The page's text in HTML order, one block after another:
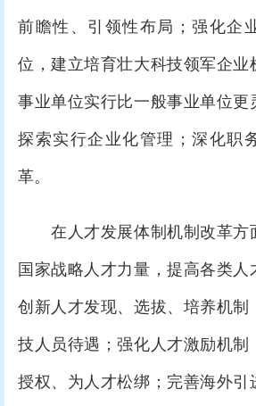
前瞻性、引领性布局；强化企
位，建立培育壮大科技领军企业
事业单位实行比一般事业单位更
探索实行企业化管理；深化职
革。
在人才发展体制机制改革方
国家战略人才力量，提高各类
创新人才发现、选拔、培养机制
技人员待遇；强化人才激励机制
授权、为人才松绑；完善海外引